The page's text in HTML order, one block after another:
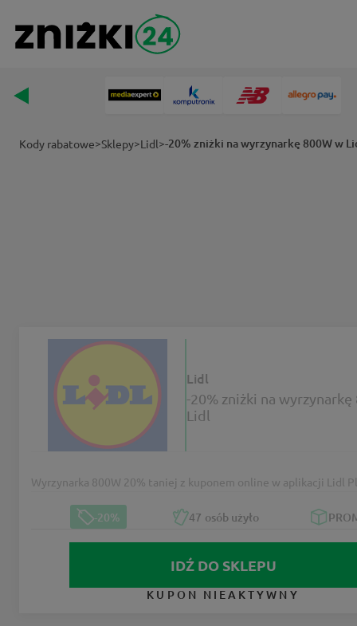
Kody rabatowe>Sklepy>Lidl>-20% zniżki na wyrzynarkę 800W w
Lidl
-20% zniżki na wyrzynarkę
Lidl
-20% 47 osób użyło
IDŹ DO SKLEPU
KUPON NIEAKTYWNY
Wyrzynarka 800W 20% taniej z kuponem online w aplikacji Lidl